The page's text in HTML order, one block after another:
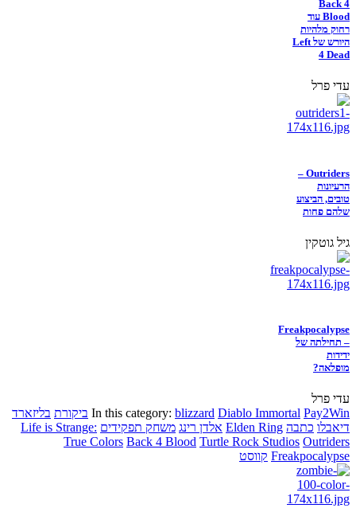
Back 4
Blood עוד
רחוק מלהיות
היורש של Left
4 Dead
עדי פרל
Outriders –
הרעיונות
טובים, הביצוע
שלהם פחות
גיל גוטקין
Freakpocalypse
– תחילתה של
ידידות
מופלאה?
עדי פרל
In this category: blizzard Diablo Immortal Pay2Win ביקורת בליזארד
דיאבלו כתבה Elden Ring אלדן רינג משחק תפקידים Life is Strange:
True Colors Back 4 Blood Turtle Rock Studios Outriders
Freakpocalypse קווסט